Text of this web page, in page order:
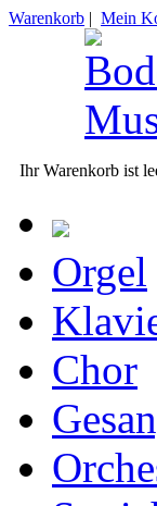
Warenkorb | Mein
Ihr Warenkorb ist
Orgel
Chor